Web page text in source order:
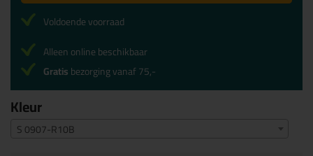
Kleur
S 0907-R10B
Voldoende voorraad
Alleen online beschikbaar
Gratisbezorging vanaf 75,-